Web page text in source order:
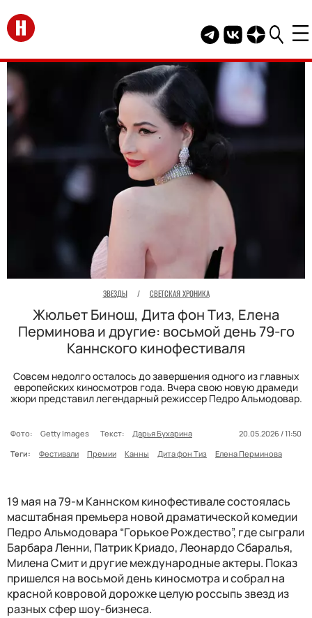
Перейти на главную
Telegram канал
Группа HELLO
Канал
ЗВЕЗДЫ / СВЕТСКАЯ ХРОНИКА
Жюльет Бинош, Дита фон Тиз, Елена
Перминова и другие: восьмой день 79-го
Каннского кинофестиваля
Совсем недолго осталось до завершения одного из главных
европейских киносмотров года. Вчера свою новую драмеди
жюри представил легендарный режиссер Педро Альмодовар.
Фото: Getty Images Текст: Дарья Бухарина
20.05.2026 / 11:50
Теги:
Фестивали Премии Канны Дита фон Тиз Елена Перминова
19 мая на 79-м Каннском кинофестивале состоялась
масштабная премьера новой драматической комедии
Педро Альмодовара “Горькое Рождество”, где сыграли
Барбара Ленни, Патрик Криадо, Леонардо Сбаралья,
Милена Смит и другие международные актеры. Показ
пришелся на восьмой день киносмотра и собрал на
красной ковровой дорожке целую россыпь звезд из
разных сфер шоу-бизнеса.